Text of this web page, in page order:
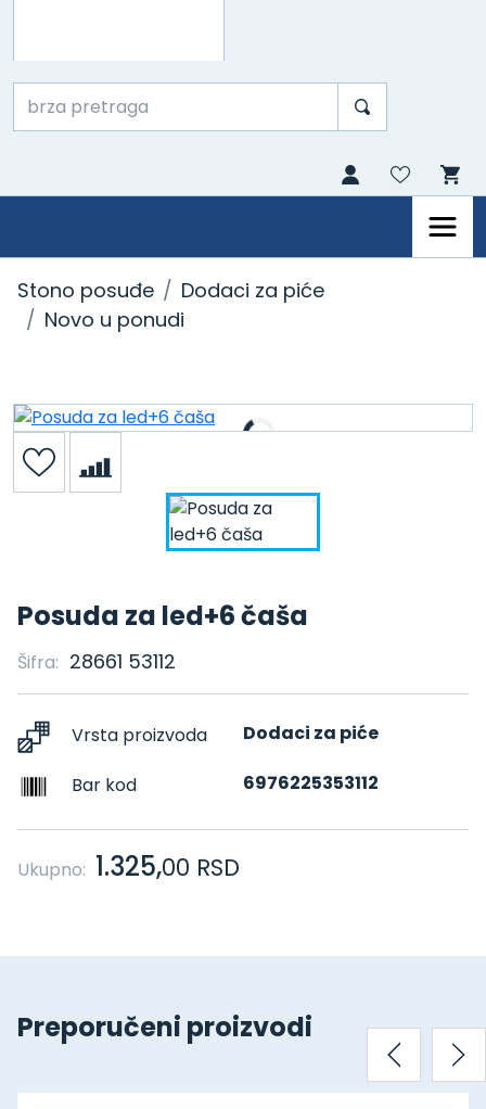
Stono posuđe
Dodaci za piće
Novo u ponudi
Posuda za led+6 čaša
Šifra: 28661 53112
Vrsta proizvoda Dodaci za piće
Bar kod 6976225353112
Ukupno: 1.325,00 RSD
Preporučeni proizvodi